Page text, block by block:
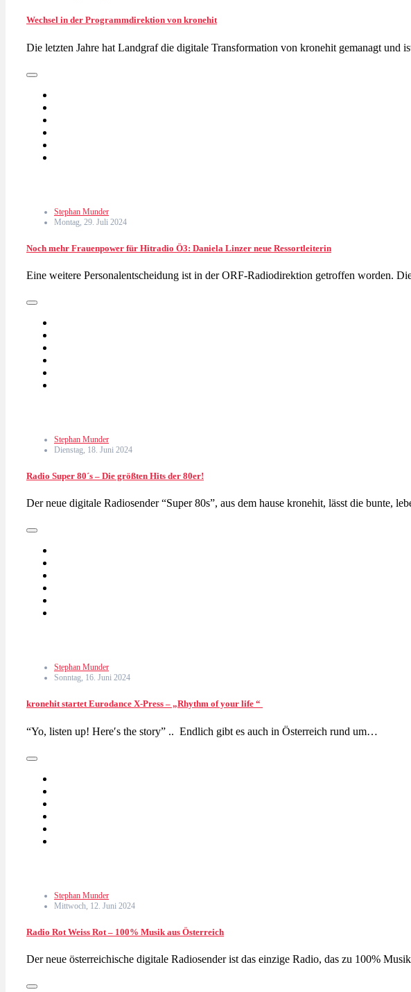
Wechsel in der Programmdirektion von kronehit
Die letzten Jahre hat Landgraf die digitale Transformation von kronehit gemanagt und
Stephan Munder
Montag, 29. Juli 2024
Noch mehr Frauenpower für Hitradio Ö3: Daniela Linzer neue Ressortleiterin
Eine weitere Personalentscheidung ist in der ORF-Radiodirektion getroffen worden.
Stephan Munder
Dienstag, 18. Juni 2024
Radio Super 80´s – Die größten Hits der 80er!
Der neue digitale Radiosender “Super 80s”, aus dem hause kronehit, lässt die bunte,
Stephan Munder
Sonntag, 16. Juni 2024
kronehit startet Eurodance X-Press – „Rhythm of your life “
“Yo, listen up! Here′s the story” .. Endlich gibt es auch in Österreich rund um…
Stephan Munder
Mittwoch, 12. Juni 2024
Radio Rot Weiss Rot – 100% Musik aus Österreich
Der neue österreichische digitale Radiosender ist das einzige Radio, das zu 100%